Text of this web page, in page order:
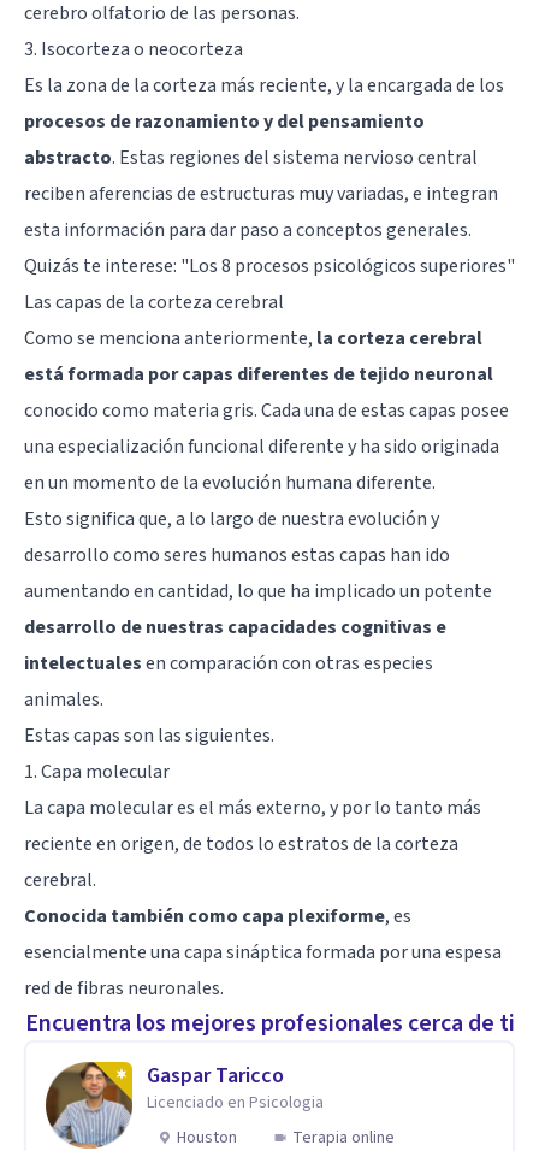
cerebro olfatorio de las personas.
3. Isocorteza o neocorteza
Es la zona de la corteza más reciente, y la encargada de los
procesos de razonamiento y del pensamiento
abstracto. Estas regiones del sistema nervioso central
reciben aferencias de estructuras muy variadas, e integran
esta información para dar paso a conceptos generales.
Quizás te interese: "Los 8 procesos psicológicos superiores"
Las capas de la corteza cerebral
Como se menciona anteriormente, la corteza cerebral
está formada por capas diferentes de tejido neuronal
conocido como materia gris. Cada una de estas capas posee
una especialización funcional diferente y ha sido originada
en un momento de la evolución humana diferente.
Esto significa que, a lo largo de nuestra evolución y
desarrollo como seres humanos estas capas han ido
aumentando en cantidad, lo que ha implicado un potente
desarrollo de nuestras capacidades cognitivas e
intelectualesen comparación con otras especies
animales.
Estas capas son las siguientes.
1. Capa molecular
La capa molecular es el más externo, y por lo tanto más
reciente en origen, de todos lo estratos de la corteza
cerebral.
Conocida también como capa plexiforme, es
esencialmente una capa sináptica formada por una espesa
red de fibras neuronales.
Encuentra los mejores profesionales cerca de ti
Gaspar Taricco
Licenciado en Psicologia
Houston
Terapia online